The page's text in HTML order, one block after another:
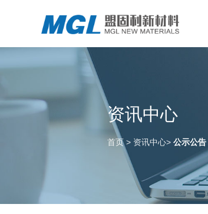
资讯中心
首页> 资讯中心>公示公告